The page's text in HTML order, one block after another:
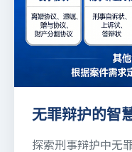
无罪辩护的智
探索刑事辩护中无